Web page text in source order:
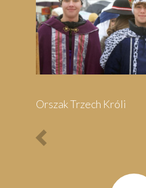
Previous